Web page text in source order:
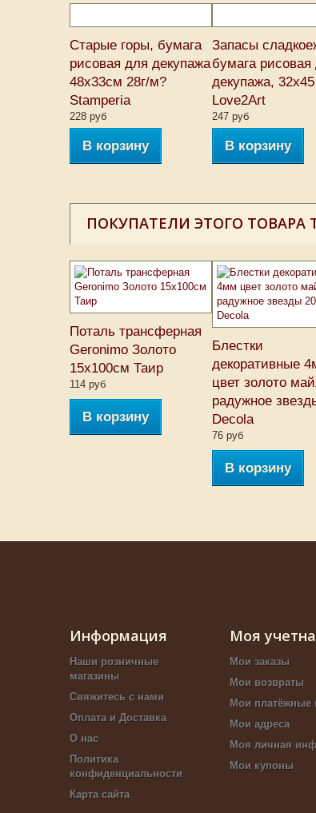
Старые горы, бумага
рисовая для декупажа
48х33см 28г/м?
Stamperia
228 руб
В корзину
Запасы
бумага рисовая
декупажа,
Love2Art
247 руб
В корзину
ПОКУПАТЕЛИ ЭТОГО ТОВАРА
Поталь трансферная
Geronimo Золото
15х100см Таир
114 руб
В корзину
Блестки
декоративные
цвет золото
радужное
Decola
76 руб
В корзину
Информация
Наши розничные
магазины
Свяжитесь с нами
Оплата и Доставка
О нас
Политика
конфиденциальности
Карта сайта
Моя
Мои заказы
Мои возвраты
Мои платёжные
Мои адреса
Моя личная
Мои купоны